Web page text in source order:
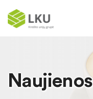
Naujienos